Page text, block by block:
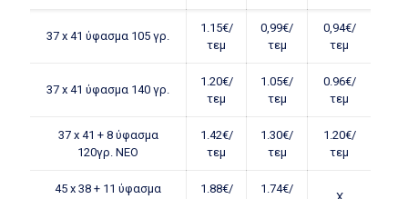
37 x 41 ύφασμα 105 γρ.
1.15€/
τεμ
0,99€/
τεμ
0,94€/
τεμ
37 x 41 ύφασμα 140 γρ.
1.20€/
τεμ
1.05€/
τεμ
0.96€/
τεμ
37 x 41 + 8 ύφασμα
120γρ. ΝΕΟ
1.42€/
τεμ
1.30€/
τεμ
1.20€/
τεμ
45 x 38 + 11 ύφασμα
1.88€/
1.74€/